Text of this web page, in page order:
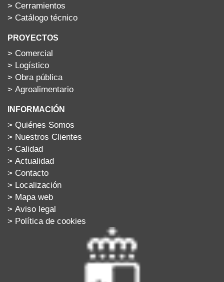
> Cerramientos
> Catálogo técnico
PROYECTOS
> Comercial
> Logístico
> Obra pública
> Agroalimentario
INFORMACIÓN
> Quiénes Somos
> Nuestros Clientes
> Calidad
> Actualidad
> Contacto
> Localización
> Mapa web
> Aviso legal
> Política de cookies